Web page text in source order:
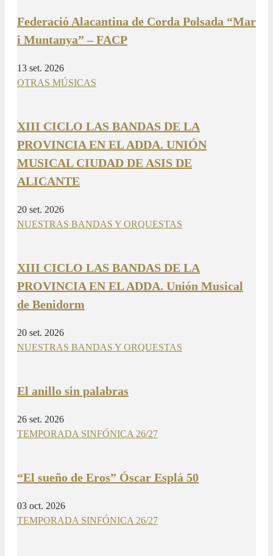
Federació Alacantina de Corda Polsada “Mar
i Muntanya” – FACP
13 set. 2026
OTRAS MÚSICAS
XIII CICLO LAS BANDAS DE LA
PROVINCIA EN EL ADDA. UNIÓN
MUSICAL CIUDAD DE ASIS DE
ALICANTE
20 set. 2026
NUESTRAS BANDAS Y ORQUESTAS
XIII CICLO LAS BANDAS DE LA
PROVINCIA EN EL ADDA. Unión Musical
de Benidorm
20 set. 2026
NUESTRAS BANDAS Y ORQUESTAS
El anillo sin palabras
26 set. 2026
TEMPORADA SINFÓNICA 26/27
“El sueño de Eros” Óscar Esplá 50
03 oct. 2026
TEMPORADA SINFÓNICA 26/27